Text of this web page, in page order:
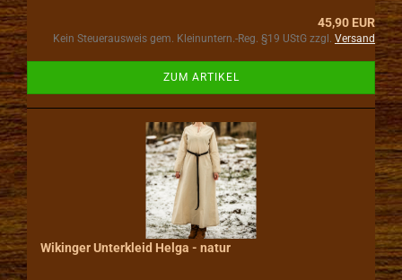
45,90 EUR
Kein Steuerausweis gem. Kleinuntern.-Reg. §19 UStG zzgl. Versand
ZUM ARTIKEL
Wikinger Unterkleid Helga - natur